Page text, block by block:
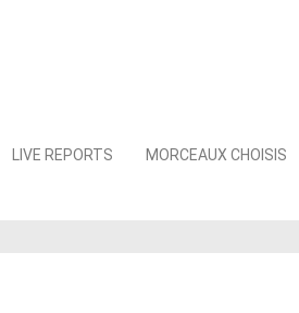
LIVE REPORTS MORCEAUX CHOISIS